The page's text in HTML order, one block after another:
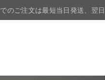
のご注文は最短当日発送、翌